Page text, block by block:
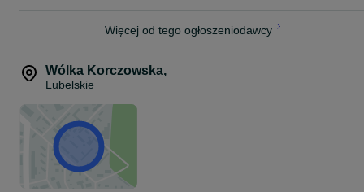
Więcej od tego ogłoszeniodawcy
Wólka Korczowska,
Lubelskie